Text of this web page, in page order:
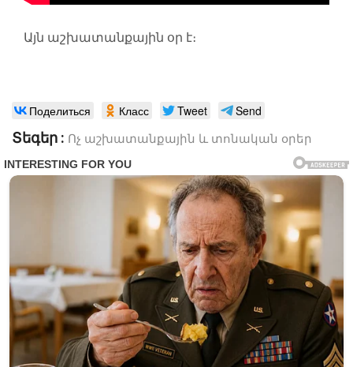
Այն աշխատանքային օր է։
Поделиться Класс Tweet Send
Տեգեր : Ոչ աշխատանքային և տոնական օրեր